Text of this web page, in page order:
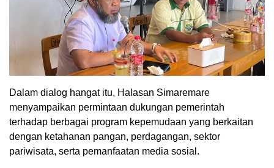
Dalam dialog hangat itu, Halasan Simaremare
menyampaikan permintaan dukungan pemerintah
terhadap berbagai program kepemudaan yang berkaitan
dengan ketahanan pangan, perdagangan, sektor
pariwisata, serta pemanfaatan media sosial.